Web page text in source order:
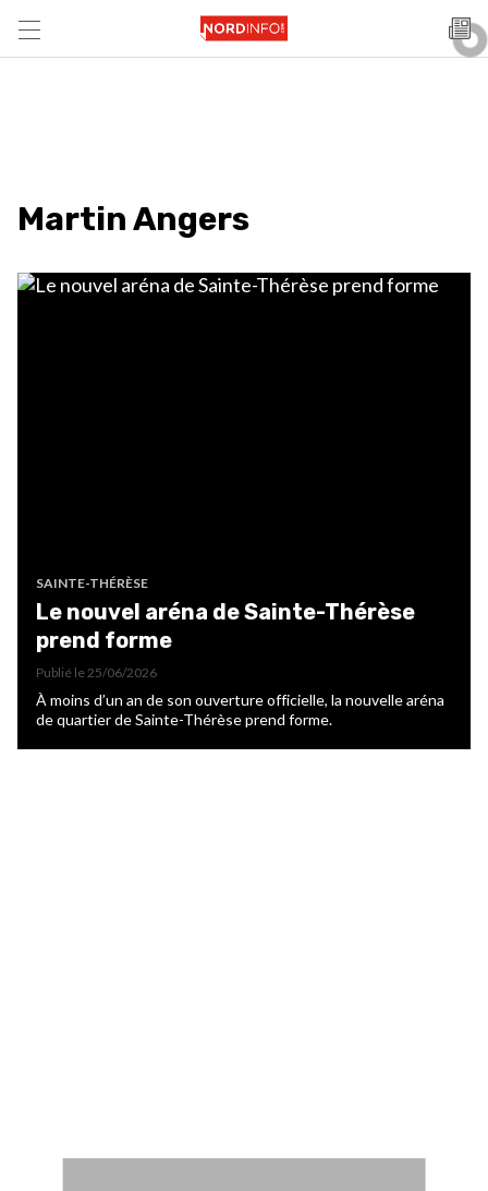
Martin Angers
SAINTE-THÉRÈSE
Le nouvel aréna de Sainte-Thérèse
prend forme
Publié le25/06/2026
À moins d’un an de son ouverture officielle, la nouvelle aréna
de quartier de Sainte-Thérèse prend forme.